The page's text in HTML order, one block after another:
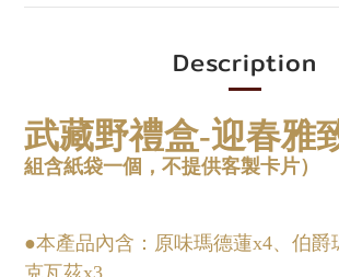
Description
武藏野禮盒-迎春雅
組含紙袋一個，不提供客製卡片）
●本產品內含： 原味瑪德蓮x4、 伯爵
克瓦茲x3